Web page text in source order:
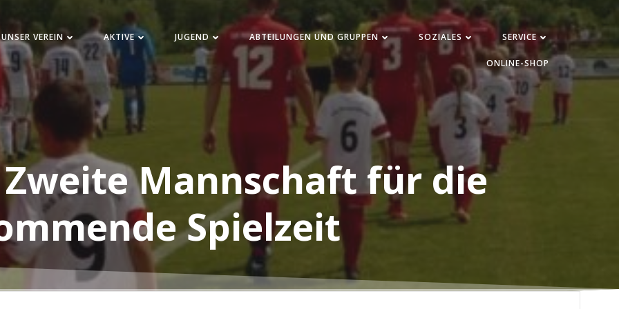
UNSER VEREIN AKTIVE JUGEND ABTEILUNGEN UND GRUPPEN SOZIALES SERVICE
ONLINE-SHOP
Mannschaft für die
Spielzeit